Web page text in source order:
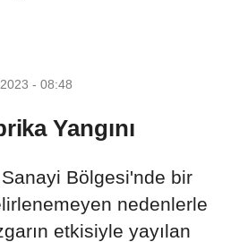
- 08:48
Yangını
Bölgesi'nde bir
nedenlerle
etkisiyle yayılan